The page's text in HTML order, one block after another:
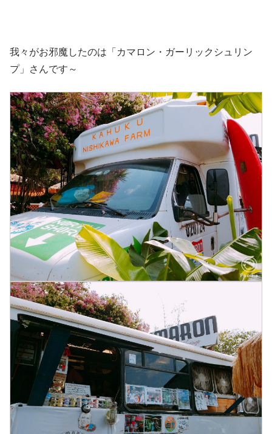
我々がお邪魔したのは「カマロン・ガーリックシュリン
プ」さんです～